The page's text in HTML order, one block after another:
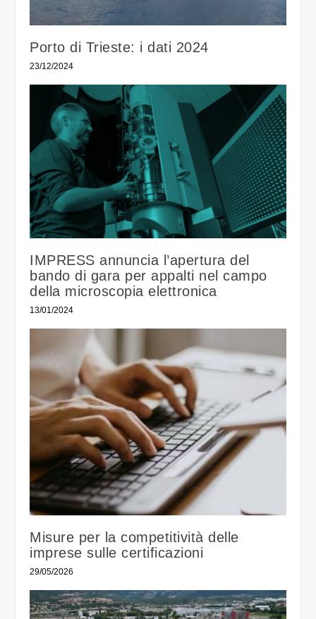
Porto di Trieste: i dati 2024
23/12/2024
IMPRESS annuncia l’apertura del
bando di gara per appalti nel campo
della microscopia elettronica
13/01/2024
Misure per la competitività delle
imprese sulle certificazioni
29/05/2026